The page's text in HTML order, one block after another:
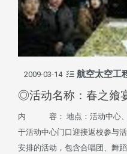
2009-03-14 航空太空工
◎活动名称：春之飨
内 容： 地点：活动中心、
于活动中心门口迎接返校参与
安排的活动，包含合唱团、舞